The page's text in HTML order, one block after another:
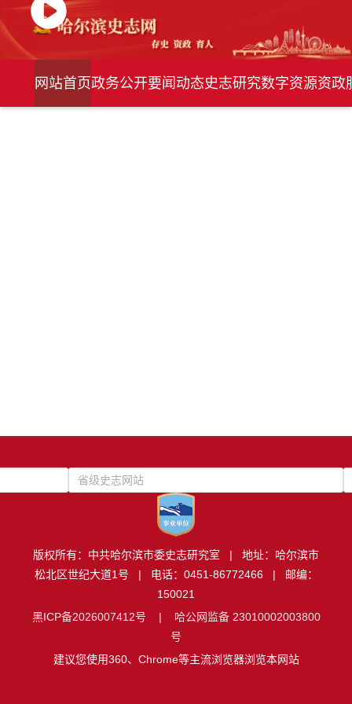
网站首页政务公开要闻动态史志研究数字资源资政
省级史志网站
版权所有：中共哈尔滨市委史志研究室 | 地址：哈尔滨市
松北区世纪大道1号 | 电话：0451-86772466 | 邮编：
150021
黑ICP备2026007412号 | 哈公网监备 23010002003800
号
建议您使用360、Chrome等主流浏览器浏览本网站